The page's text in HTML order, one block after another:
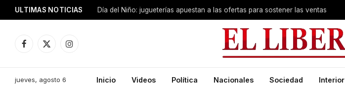
ULTIMAS NOTICIAS Día del Niño: jugueterías apuestan a las ofertas para sostener las ventas
Facebook
X
Instagram
jueves, agosto 6 Inicio Videos Política Nacionales Sociedad Interior